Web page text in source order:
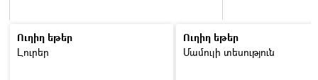
Ուղիղ եթեր
Լուրեր
Ուղիղ եթեր
Մամուլի տեսություն